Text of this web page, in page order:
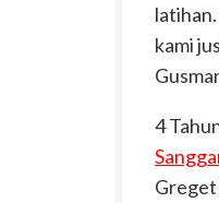
kami
4
Greget